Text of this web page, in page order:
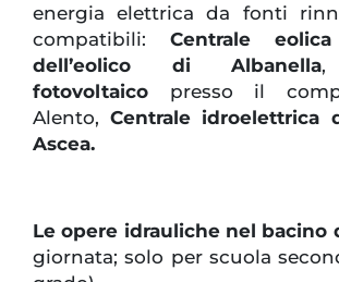
energia elettrica da fonti
compatibili: Centrale
dell’eolico di Albanella
fotovoltaico presso il
Alento,Centrale idroelettrica
Ascea.
Le opere idrauliche nel bacino
giornata; solo per scuola